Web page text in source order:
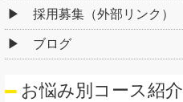
採用募集（外部リンク）
ブログ
お悩み別コース紹介